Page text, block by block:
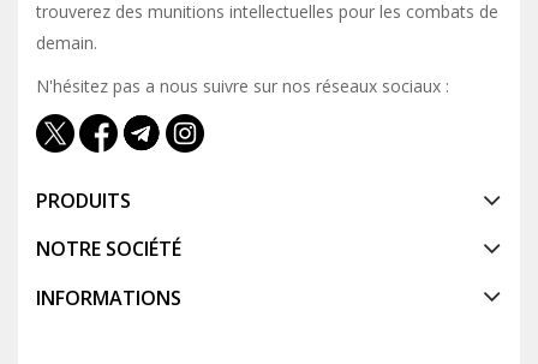
trouverez des munitions intellectuelles pour les combats de
demain.
N'hésitez pas a nous suivre sur nos réseaux sociaux :
PRODUITS
NOTRE SOCIÉTÉ
INFORMATIONS